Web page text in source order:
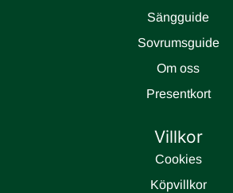
Sängguide
Sovrumsguide
Om oss
Presentkort
Villkor
Cookies
Köpvillkor